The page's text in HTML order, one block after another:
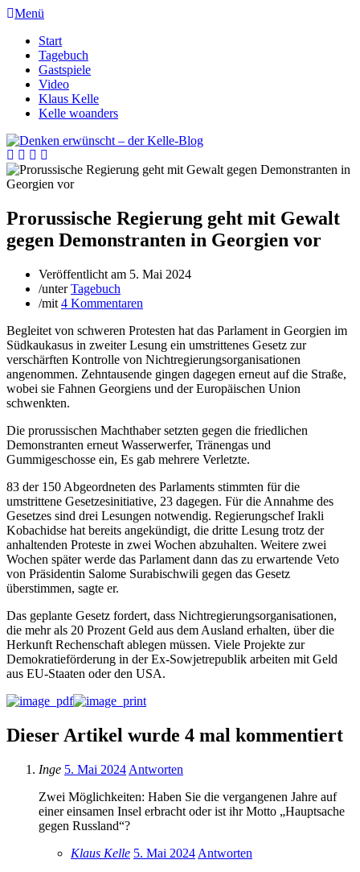
Menü
Start
Tagebuch
Gastspiele
Video
Klaus Kelle
Kelle woanders
Prorussische Regierung geht mit Gewalt
gegen Demonstranten in Georgien vor
Veröffentlicht am 5. Mai 2024
/unterTagebuch
/mit 4 Kommentaren
Begleitet von schweren Protesten hat das Parlament in Georgien im
Südkaukasus in zweiter Lesung ein umstrittenes Gesetz zur
verschärften Kontrolle von Nichtregierungsorganisationen
angenommen. Zehntausende gingen dagegen erneut auf die Straße,
wobei sie Fahnen Georgiens und der Europäischen Union
schwenkten.
Die prorussischen Machthaber setzten gegen die friedlichen
Demonstranten erneut Wasserwerfer, Tränengas und
Gummigeschosse ein, Es gab mehrere Verletzte.
83 der 150 Abgeordneten des Parlaments stimmten für die
umstrittene Gesetzesinitiative, 23 dagegen. Für die Annahme des
Gesetzes sind drei Lesungen notwendig. Regierungschef Irakli
Kobachidse hat bereits angekündigt, die dritte Lesung trotz der
anhaltenden Proteste in zwei Wochen abzuhalten. Weitere zwei
Wochen später werde das Parlament dann das zu erwartende Veto
von Präsidentin Salome Surabischwili gegen das Gesetz
überstimmen, sagte er.
Das geplante Gesetz fordert, dass Nichtregierungsorganisationen,
die mehr als 20 Prozent Geld aus dem Ausland erhalten, über die
Herkunft Rechenschaft ablegen müssen. Viele Projekte zur
Demokratieförderung in der Ex-Sowjetrepublik arbeiten mit Geld
aus EU-Staaten oder den USA.
Dieser Artikel wurde 4 mal kommentiert
Inge 5. Mai 2024 Antworten
Zwei Möglichkeiten: Haben Sie die vergangenen Jahre auf
einer einsamen Insel erbracht oder ist ihr Motto „Hauptsache
gegen Russland“?
Klaus Kelle 5. Mai 2024 Antworten